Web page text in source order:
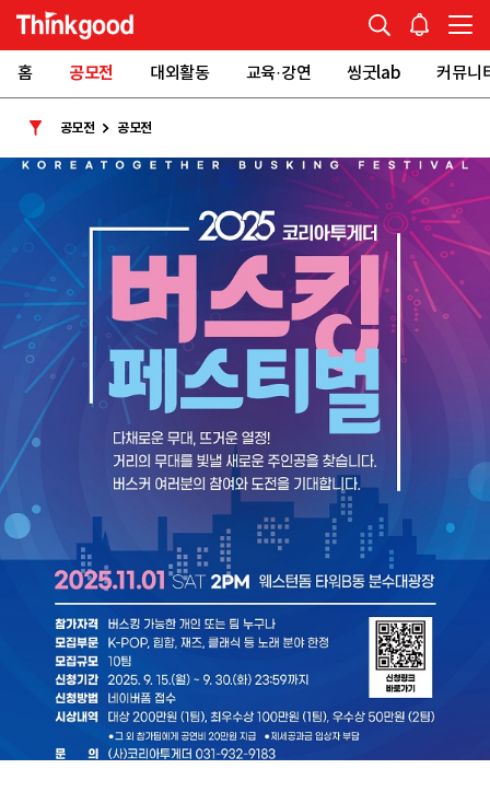
홈 공모전 대외활동 교육·강연 씽굿lab 커뮤니
공모전 공모전